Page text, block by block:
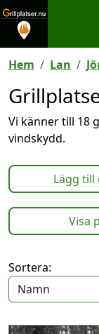
Hem Lan
Vi känner till 18
vindskydd.
Lägg till
Visa
Sortera: